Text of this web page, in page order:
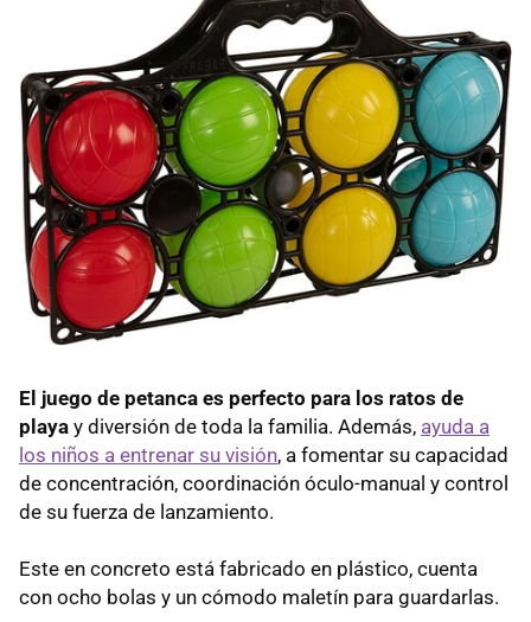
El juego de petanca es perfecto para los ratos de
playa y diversión de toda la familia. Además, ayuda a
los niños a entrenar su visión, a fomentar su capacidad
de concentración, coordinación óculo-manual y control
de su fuerza de lanzamiento.
Este en concreto está fabricado en plástico, cuenta
con ocho bolas y un cómodo maletín para guardarlas.